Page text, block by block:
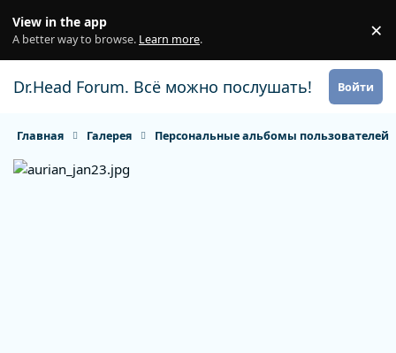
View in the app
A better way to browse. Learn more. ×
Dr.Head Forum. Всё можно послушать! Войти
Главная Галерея Персональные альбомы пользователей